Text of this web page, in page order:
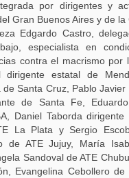
por dirigentes y
Gran Buenos Aires y de
Edgardo Castro,
especialista en
contra el macrismo por
dirigente estatal de
de Santa Cruz, Pablo
de Santa Fe,
Daniel Taborda
La Plata y Sergio
de ATE Jujuy, María
Sandoval de ATE
Evangelina Cebollero